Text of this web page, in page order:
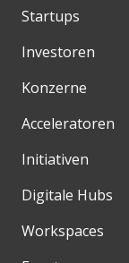
Startups
Investoren
Konzerne
Acceleratoren
Initiativen
Digitale Hubs
Workspaces